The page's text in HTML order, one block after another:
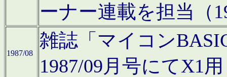
ーナー連載を担当（
1987/08
雑誌「マイコン
1987/09月号にてX1